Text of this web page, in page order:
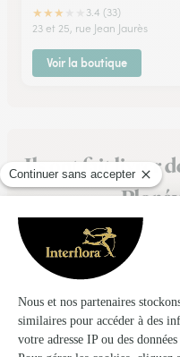
★★★
3.4 (33)
23 et 25, rue Jean Jaurès
Voir la boutique
Ils ont fait livrer
★
★
Livraison dans les temps